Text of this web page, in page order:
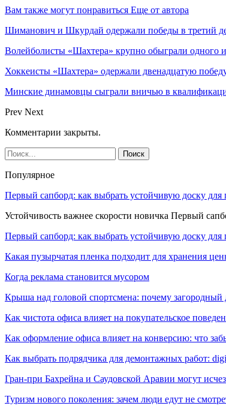
Вам также могут понравиться Еще от автора
Шиманович и Шкурдай одержали победы в третий
Волейболисты «Шахтера» крупно обыграли одного
Хоккеисты «Шахтера» одержали двенадцатую
Минские динамовцы сыграли вничью в
Prev Next
Комментарии закрыты.
Популярное
Первый сапборд: как выбрать устойчивую доску для
Устойчивость важнее скорости новичка Первый
Первый сапборд: как выбрать устойчивую доску для
Какая пузырчатая пленка подходит для хранения
Когда реклама становится мусором
Крыша над головой спортсмена: почему
Как чистота офиса влияет на покупательское
Как оформление офиса влияет на конверсию: что
Как выбрать подрядчика для демонтажных работ:
Гран-при Бахрейна и Саудовской Аравии могут
Туризм нового поколения: зачем люди едут не